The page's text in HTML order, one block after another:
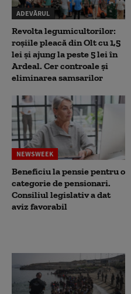
ADEVĂRUL
Revolta legumicultorilor:
roșiile pleacă din Olt cu 1,5
lei și ajung la peste 5 lei în
Ardeal. Cer controale și
eliminarea samsarilor
NEWSWEEK
Beneficiu la pensie pentru o
categorie de pensionari.
Consiliul legislativ a dat
aviz favorabil